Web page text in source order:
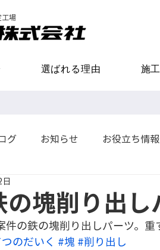
工場
選ばれる理由 施
グ お知らせ お役立ち情報
塊削り出し
件の鉄の塊削り出しパーツ。
のだいく #塊 #削り出し